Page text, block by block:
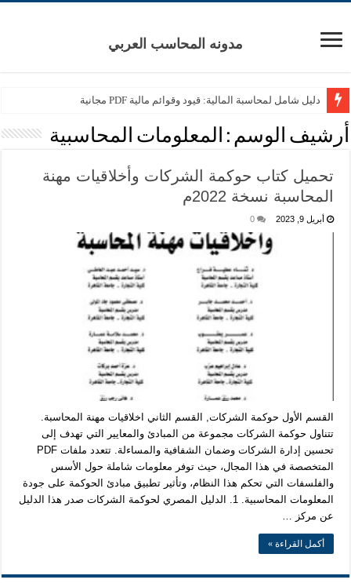
مدونه المحاسب العربي
دليل شامل لمحاسبة المالية: قيود وقوائم مالية PDF مجانية
أرشيف الوسم : المعلومات المحاسبية
تحميل كتاب حوكمة الشركات وأخلاقيات مهنة
المحاسبة نسخة 2022م
أبريل 9, 2023 0
القسم الأول حوكمة الشركات, القسم الثاني اخلاقيات مهنة المحاسبة.
تتناول حوكمة الشركات مجموعة من المبادئ والمعايير التي تهدف إلى
تحسين إدارة الشركات وضمان الشفافية والمساءلة. تتعدد ملفات PDF
المتخصصة في هذا المجال، حيث توفر معلومات شاملة حول الأسس
والفلسفات التي تحكم هذا النظام، وتأثير تطبيق مبادئ الحوكمة على جودة
المعلومات المحاسبية. 1. الدليل المصري لحوكمة الشركات صدر هذا الدليل
عن مركز …
أكمل القراءة »